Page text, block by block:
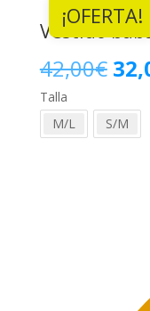
¡OFERTA!
Vestido
42,00€ El
Talla
M/L
S/M